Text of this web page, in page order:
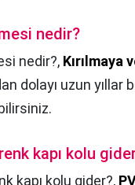
nedir?
nedir?, Kırılmaya
dolayı uzun yıllar
kapı kolu
kapı kolu gider?,